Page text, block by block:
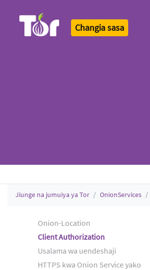
Changia sasa
Jiunge na jumuiya ya Tor OnionServices
Onion-Location
Client Authorization
Usalama wa uendeshaji
HTTPS kwa Onion Service yako